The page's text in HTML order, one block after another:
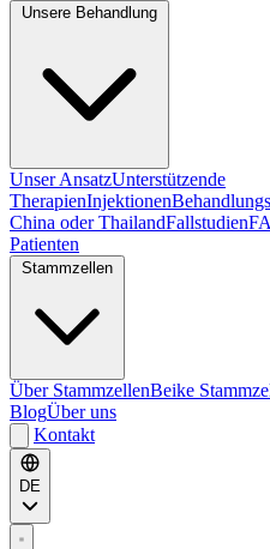
Unser AnsatzUnterstützende
TherapienInjektionen
China oder ThailandFallstudien
Patienten
Über StammzellenBeike
BlogÜber uns
Kontakt
DE